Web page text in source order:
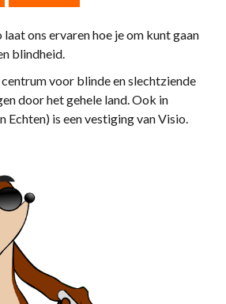
ons ervaren hoe je om kunt gaan
blindheid.
voor blinde en slechtziende
door het gehele land. Ook in
Echten) is een vestiging van Visio.